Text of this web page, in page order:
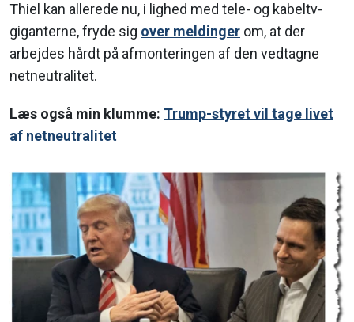
Thiel kan allerede nu, i lighed med tele- og kabeltv-
giganterne, fryde sig over meldinger om, at der
arbejdes hårdt på afmonteringen af den vedtagne
netneutralitet.
Læs også min klumme: Trump-styret vil tage livet
af netneutralitet